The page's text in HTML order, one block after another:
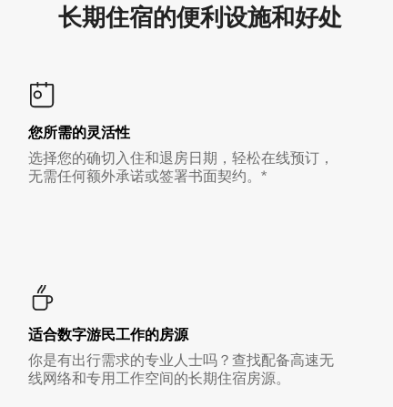
长期住宿的便利设施和好处
您所需的灵活性
选择您的确切入住和退房日期，轻松在线预订，
无需任何额外承诺或签署书面契约。*
适合数字游民工作的房源
你是有出行需求的专业人士吗？查找配备高速无
线网络和专用工作空间的长期住宿房源。